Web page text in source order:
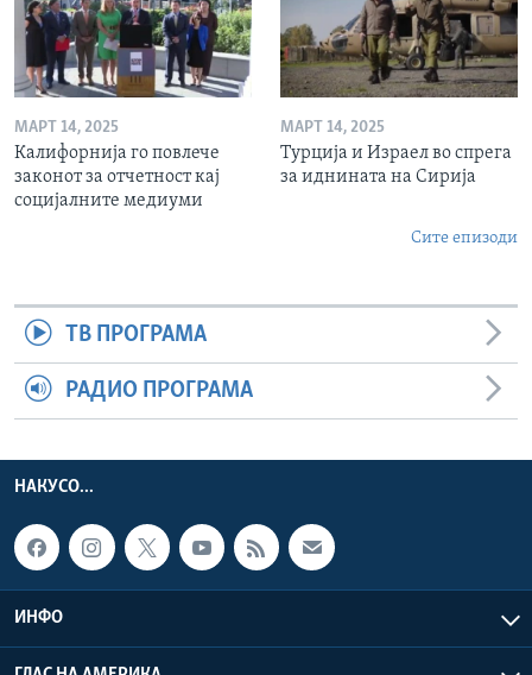
МАРТ 14, 2025
Калифорнија го повлече
законот за отчетност кај
социјалните медиуми
МАРТ 14, 2025
Турција и Израел во спрега
за иднината на Сирија
Сите епизоди
ТВ ПРОГРАМА
РАДИО ПРОГРАМА
НАКУСО...
ИНФО